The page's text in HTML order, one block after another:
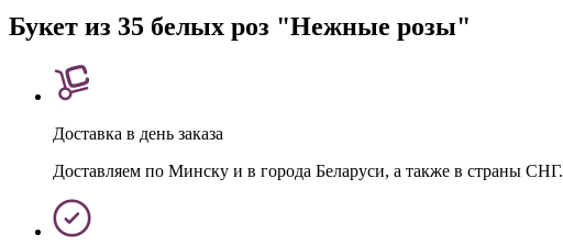
Букет из 35 белых роз "Нежные розы"
Доставка в день заказа
Доставляем по Минску и в города Беларуси, а также в страны СНГ.